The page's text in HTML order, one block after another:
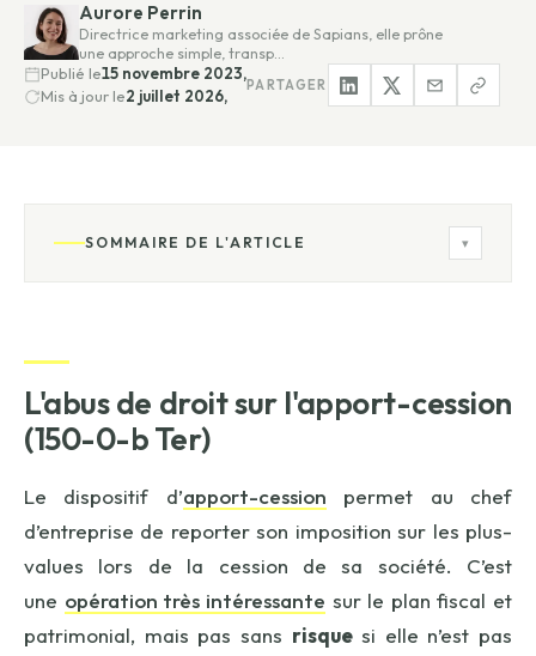
Aurore Perrin
Directrice marketing associée de Sapians, elle prône
une approche simple, transp…
Publié le15 novembre 2023,
Mis à jour le2 juillet 2026,
PARTAGER
SOMMAIRE DE L'ARTICLE ▾
L'abus de droit sur l'apport-cession
(150-0-b Ter)
Le dispositif d’apport-cession permet au chef
d’entreprise de reporter son imposition sur les plus-
values lors de la cession de sa société. C’est
une opération très intéressante sur le plan fiscal et
patrimonial, mais pas sans risquesi elle n’est pas